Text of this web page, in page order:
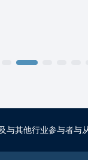
其他行业参与者与